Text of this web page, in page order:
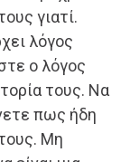
γιατί.
λόγος
ο λόγος
τους. Να
πως ήδη
Μη